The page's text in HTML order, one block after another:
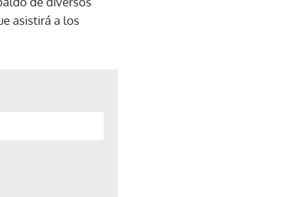
asistirá a los